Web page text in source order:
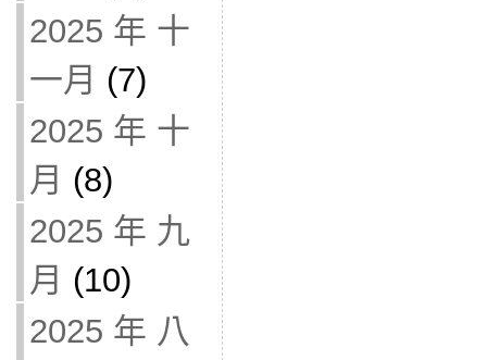
2025 年 十
一月 (7)
2025 年 十
月 (8)
2025 年 九
月 (10)
2025 年 八